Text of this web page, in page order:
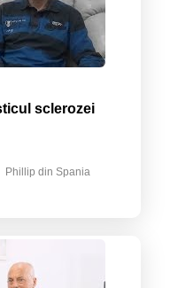
sclerozei
Phillip din Spania